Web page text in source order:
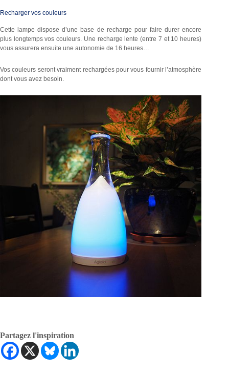
Recharger vos couleurs
Cette lampe dispose d’une base de recharge pour faire durer encore
plus longtemps vos couleurs. Une recharge lente (entre 7 et 10 heures)
vous assurera ensuite une autonomie de 16 heures…
Vos couleurs seront vraiment rechargées pour vous fournir l’atmosphère
dont vous avez besoin.
Partagez l'inspiration